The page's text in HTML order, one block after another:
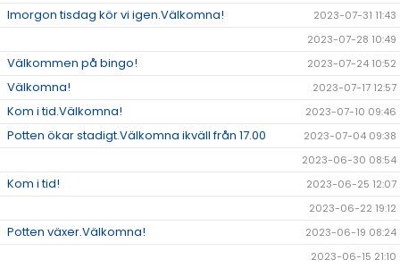
Imorgon tisdag kör vi igen.Välkomna!
2023-07-31 11:43
2023-07-28 10:49
Välkommen på bingo! 2023-07-24 10:52
Välkomna! 2023-07-17 12:57
Kom i tid.Välkomna! 2023-07-10 09:46
Potten ökar stadigt.Välkomna ikväll från 17.00
2023-07-04 09:38
2023-06-30 08:54
Kom i tid!
2023-06-25 12:07
2023-06-22 19:12
Potten växer.Välkomna!
2023-06-19 08:24
2023-06-15 21:10